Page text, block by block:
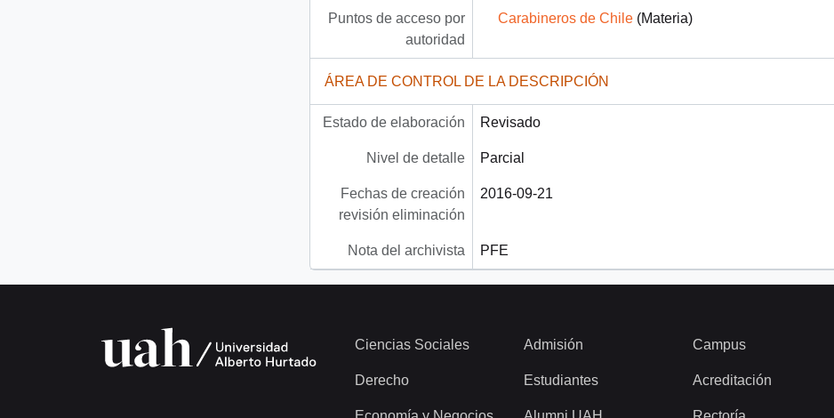
Puntos de acceso por
autoridad
Carabineros de Chile(Materia)
ÁREA DE CONTROL DE LA DESCRIPCIÓN
Estado de elaboración Revisado
Nivel de detalle Parcial
Fechas de creación
revisión eliminación
2016-09-21
Nota del archivista PFE
Ciencias Sociales
Derecho
Admisión
Estudiantes
Campus
Acreditación